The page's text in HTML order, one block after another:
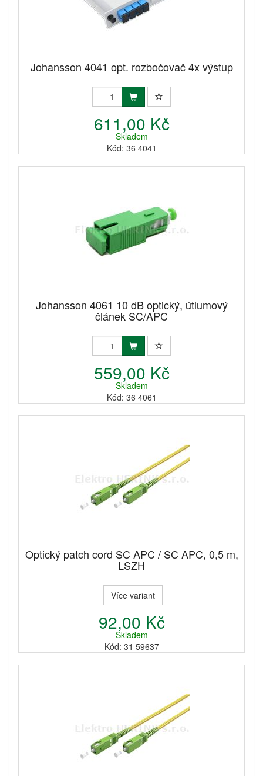
Johansson 4041 opt. rozbočovač 4x výstup
611,00 Kč
Skladem
Kód: 36 4041
Johansson 4061 10 dB optický, útlumový
článek SC/APC
559,00 Kč
Skladem
Kód: 36 4061
Optický patch cord SC APC / SC APC, 0,5 m,
LSZH
Více variant
92,00 Kč
Skladem
Kód: 31 59637